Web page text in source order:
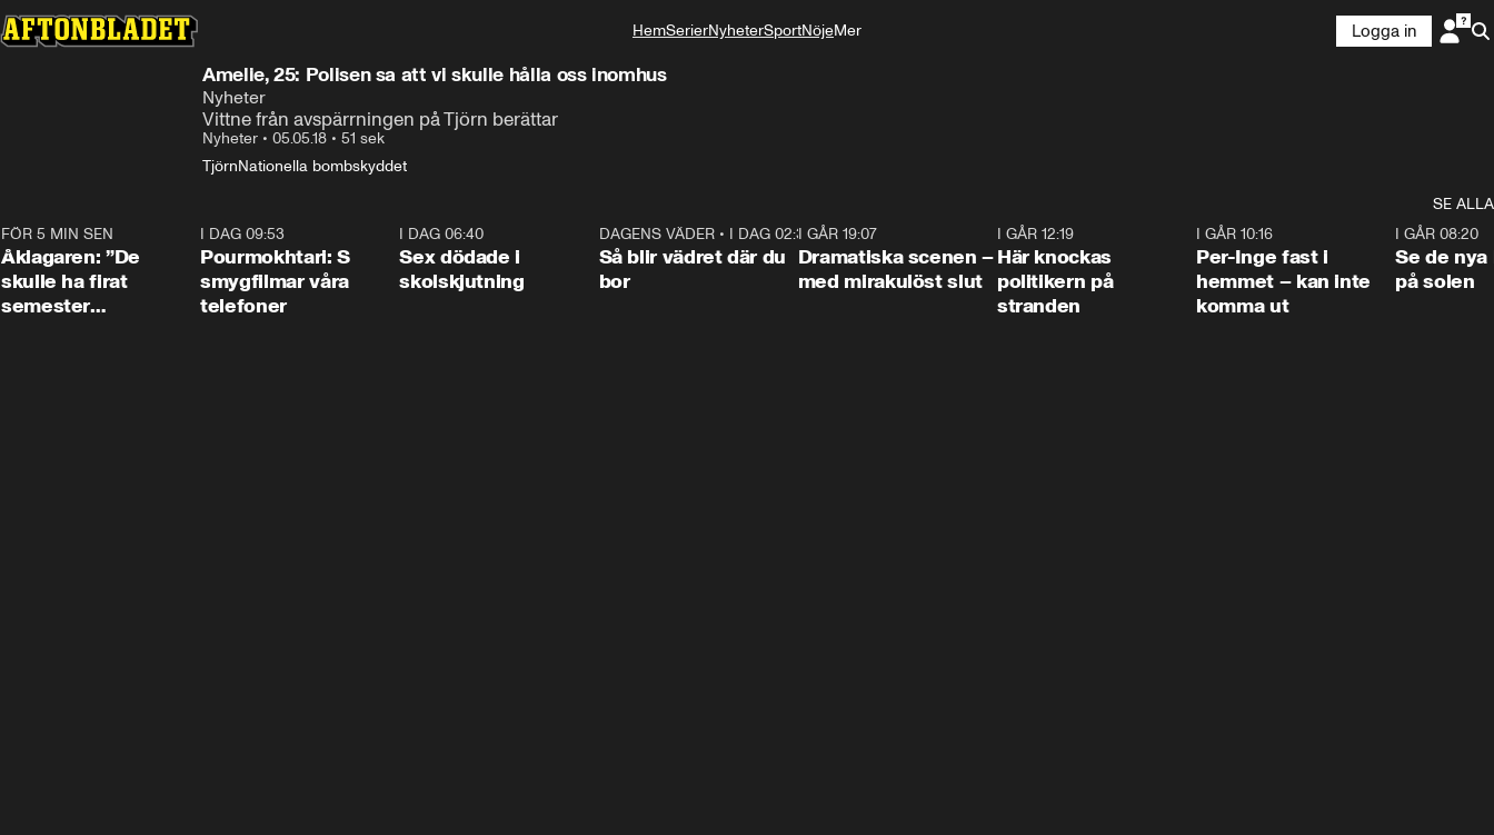
HemSerierNyheterSportNöjeMer
Logga in
Amelie, 25: Polisen sa att vi skulle hålla oss inomhus
Nyheter
Vittne från avspärrningen på Tjörn berättar
Nyheter • 05.05.18 • 51 sek
TjörnNationella bombskyddet
SE ALLA
FÖR 5 MIN SEN
Åklagaren: ”De
skulle ha firat
semester
I DAG 09:53
Pourmokhtari: S
smygfilmar våra
telefoner
I DAG 06:40
Sex dödade i
skolskjutning
1:06
DAGENS VÄDER• I DAG 02:30
Så blir vädret där du
bor
I GÅR 19:07
Dramatiska scenen –
med mirakulöst slut
I GÅR 12:19
Här knockas
politikern på
stranden
I GÅR 10:16
Per-Inge fast i
hemmet – kan inte
komma ut
I GÅR 08:20
Se de
på solen